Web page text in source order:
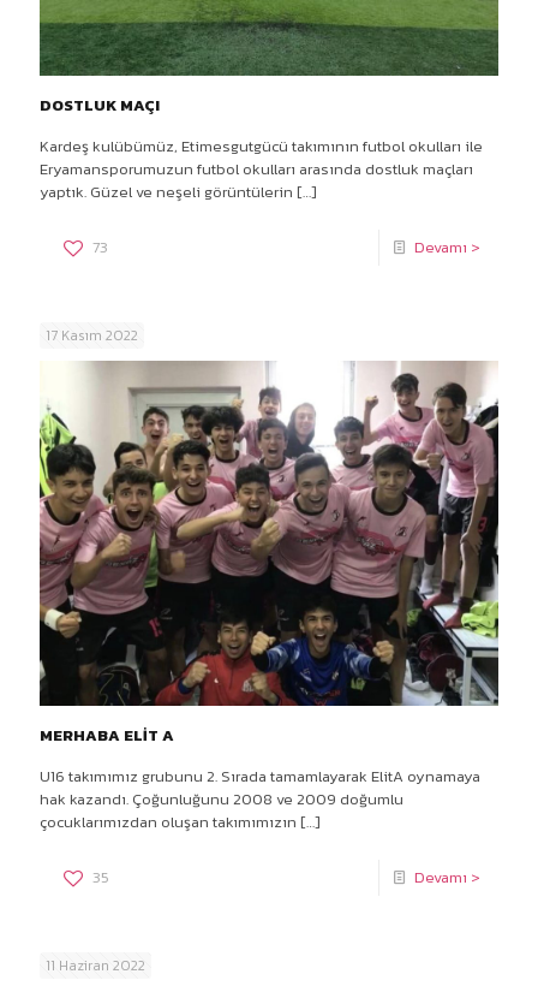
DOSTLUK MAÇI
Kardeş kulübümüz, Etimesgutgücü takımının futbol okulları ile
Eryamansporumuzun futbol okulları arasında dostluk maçları
yaptık. Güzel ve neşeli görüntülerin […]
73 Devamı >
17 Kasım 2022
MERHABA ELİT A
U16 takımımız grubunu 2. Sırada tamamlayarak ElitA oynamaya
hak kazandı. Çoğunluğunu 2008 ve 2009 doğumlu
çocuklarımızdan oluşan takımımızın […]
35 Devamı >
11 Haziran 2022